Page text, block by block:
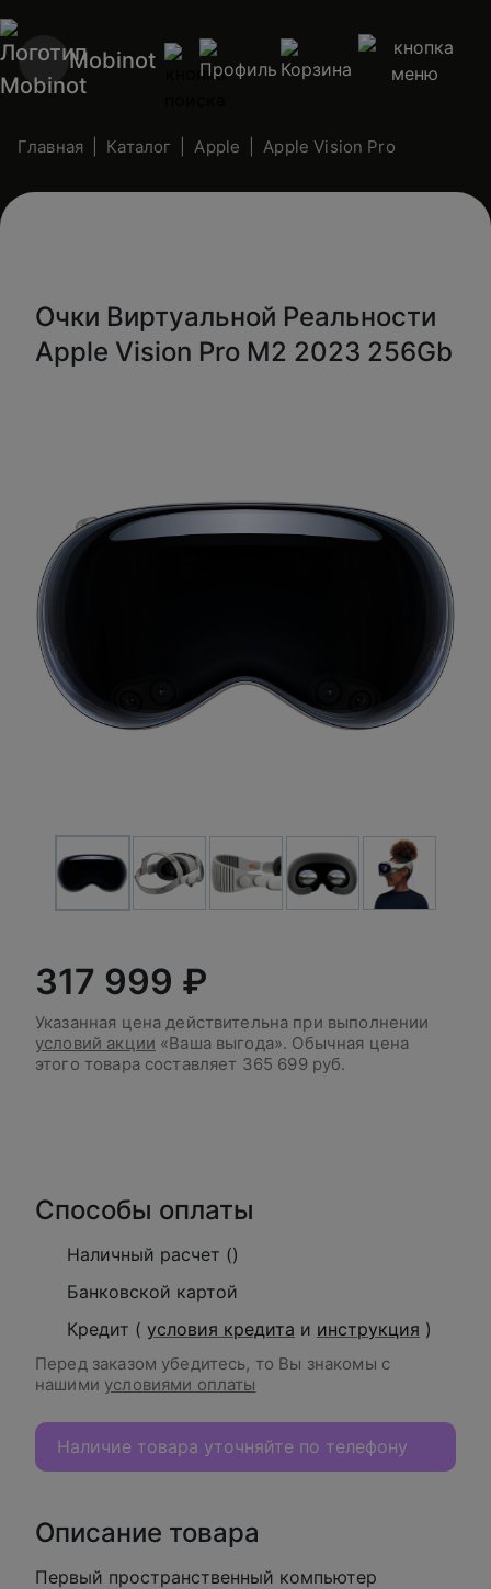
Mobinot
Главная Каталог Apple Apple Vision Pro
Очки Виртуальной Реальности
Apple Vision Pro M2 2023 256Gb
317 999 ₽
Указанная цена действительна при выполнении
условий акции «Ваша выгода». Обычная цена
этого товара составляет 365 699 руб.
Способы оплаты
Наличный расчет ()
Банковской картой
Кредит ( условия кредита и инструкция )
Перед заказом убедитесь, то Вы знакомы с
нашими условиями оплаты
Наличие товара уточняйте по телефону
Описание товара
Первый пространственный компьютер